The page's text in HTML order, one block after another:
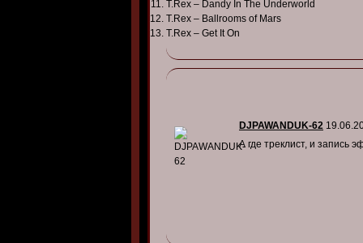
T.Rex – Dandy In The Underworld
T.Rex – Ballrooms of Mars
T.Rex – Get It On
DJPAWANDUK-62
А где треклист, и запись